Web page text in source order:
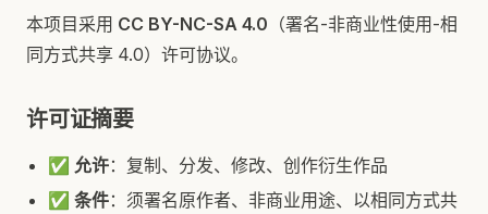
本项目采用 CC BY-NC-SA 4.0 （署名-非商业性使用-相
同方式共享 4.0）许可协议。
许可证摘要
✅ 允许：复制、分发、修改、创作衍生作品
✅ 条件：须署名原作者、非商业用途、以相同方式共